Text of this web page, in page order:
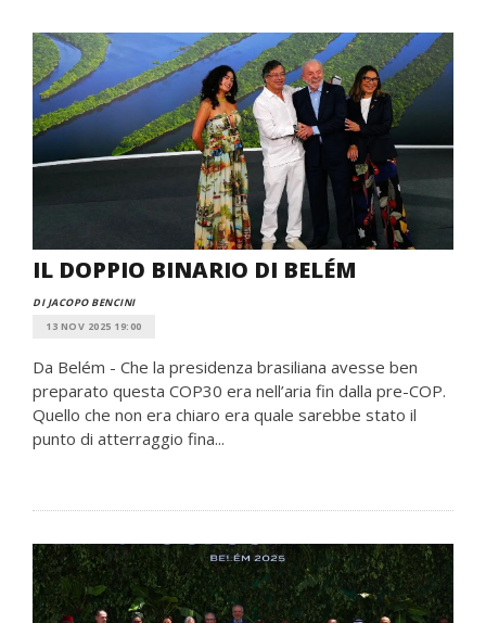
IL DOPPIO BINARIO DI BELÉM
DI JACOPO BENCINI
13 NOV 2025 19:00
Da Belém - Che la presidenza brasiliana avesse ben
preparato questa COP30 era nell’aria fin dalla pre-COP.
Quello che non era chiaro era quale sarebbe stato il
punto di atterraggio fina...